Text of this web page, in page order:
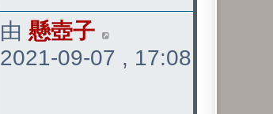
最
後
由 懸壺子
2021-09-07 , 17:08